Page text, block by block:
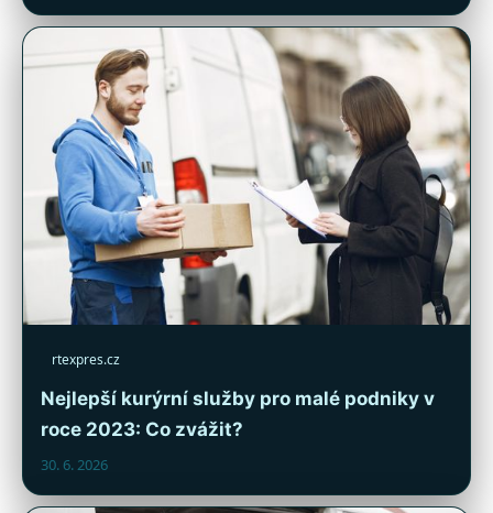
rtexpres.cz
Nejlepší kurýrní služby pro malé podniky v
roce 2023: Co zvážit?
30. 6. 2026